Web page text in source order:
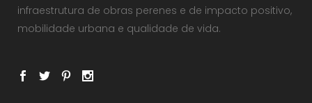
infraestrutura de obras perenes e de impacto positivo,
mobilidade urbana e qualidade de vida.